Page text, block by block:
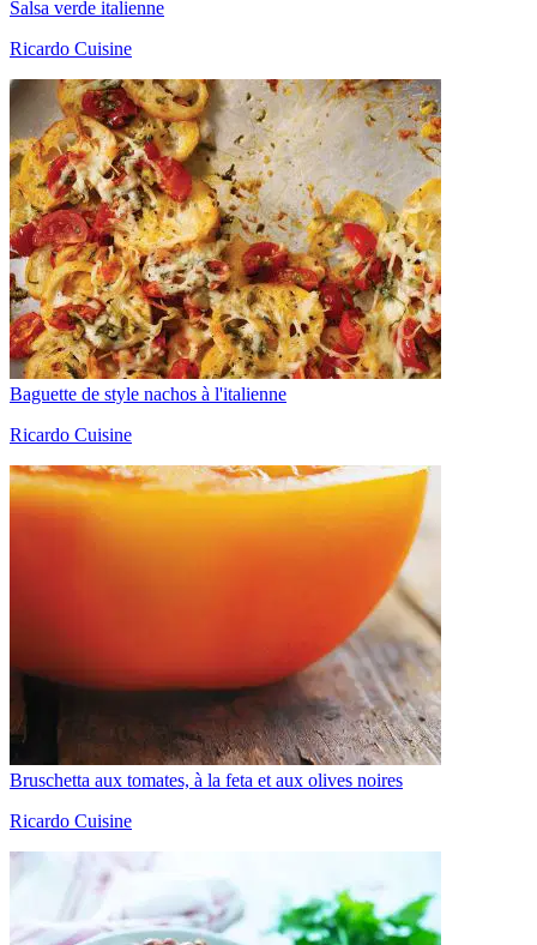
Salsa verde italienne
Ricardo Cuisine
Baguette de style nachos à l'italienne
Ricardo Cuisine
Bruschetta aux tomates, à la feta et aux olives noires
Ricardo Cuisine